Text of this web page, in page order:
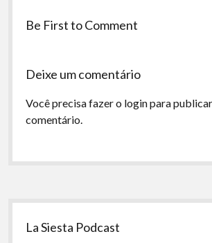
Be First to Comment
Deixe um comentário
Você precisa fazer o loginpara
comentário.
Sidebar
La Siesta Podcast